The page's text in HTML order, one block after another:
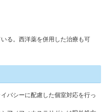
る。西洋薬を併用した治療も可
バシーに配慮した個室対応を行っ